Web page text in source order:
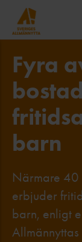
Fyra
barn
Närmare 40
erbjuder
barn, enligt